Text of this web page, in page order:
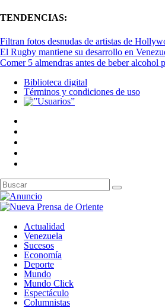
TENDENCIAS:
Filtran fotos desnudas de artistas de
El Rugby mantiene su desarrollo en
Comer 5 almendras antes de beber alcohol
Biblioteca digital
Términos y condiciones de uso
Actualidad
Venezuela
Sucesos
Economía
Deporte
Mundo
Mundo Click
Espectáculo
Columnistas